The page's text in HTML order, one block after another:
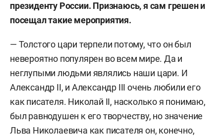
президенту России. Признаюсь, я сам грешен и
посещал такие мероприятия.
— Толстого цари терпели потому, что он был
невероятно популярен во всем мире. Да и
неглупыми людьми являлись наши цари. И
Александр II, и Александр III очень любили его
как писателя. Николай II, насколько я понимаю,
был равнодушен к его творчеству, но значение
Льва Николаевича как писателя он, конечно,